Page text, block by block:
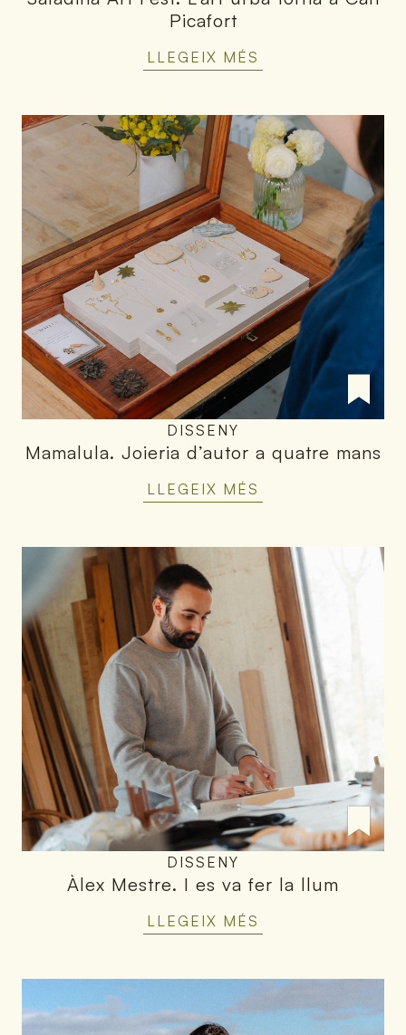
Picafort
LLEGEIX MÉS
DISSENY
Mamalula. Joieria d’autor a quatre mans
LLEGEIX MÉS
DISSENY
Àlex Mestre. I es va fer la llum
LLEGEIX MÉS